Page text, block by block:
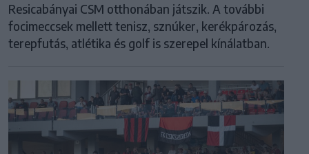
Resicabányai CSM otthonában játszik. A további
focimeccsek mellett tenisz, sznúker, kerékpározás,
terepfutás, atlétika és golf is szerepel kínálatban.